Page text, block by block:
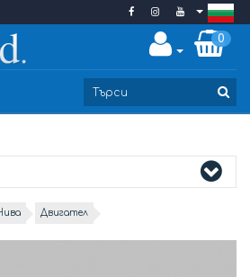
0
Двигател